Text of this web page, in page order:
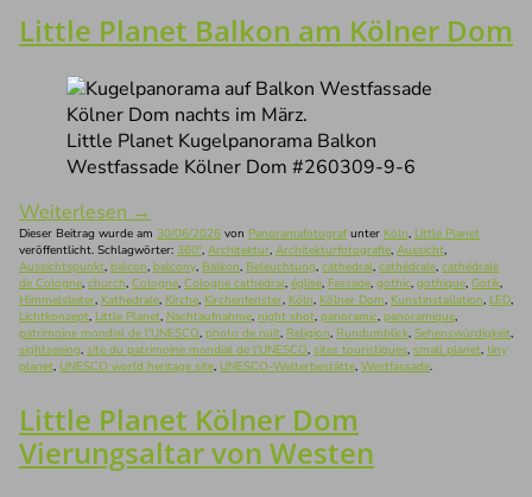
Little Planet Balkon am Kölner Dom
Little Planet Kugelpanorama Balkon
Westfassade Kölner Dom #260309-9-6
Weiterlesen →
Dieser Beitrag wurde am 30/06/2026 von Panoramafotografunter Köln, Little Planet
veröffentlicht. Schlagwörter: 360°, Architektur, Architekturfotografie, Aussicht,
Aussichtspunkt, balcon, balcony, Balkon, Beleuchtung, cathedral, cathédrale, cathédrale
de Cologne, church, Cologne, Cologne cathedral, église, Fassade, gothic, gothique, Gotik,
Himmelsleiter, Kathedrale, Kirche, Kirchenfenster, Köln, Kölner Dom, Kunstinstallation, LED,
Lichtkonzept, Little Planet, Nachtaufnahme, night shot, panoramic, panoramique,
patrimoine mondial de l'UNESCO, photo de nuit, Religion, Rundumblick, Sehenswürdigkeit,
sightseeing, site du patrimoine mondial de l'UNESCO, sites touristiques, small planet, tiny
planet, UNESCO world heritage site, UNESCO-Welterbestätte, Westfassade.
Little Planet Kölner Dom
Vierungsaltar von Westen